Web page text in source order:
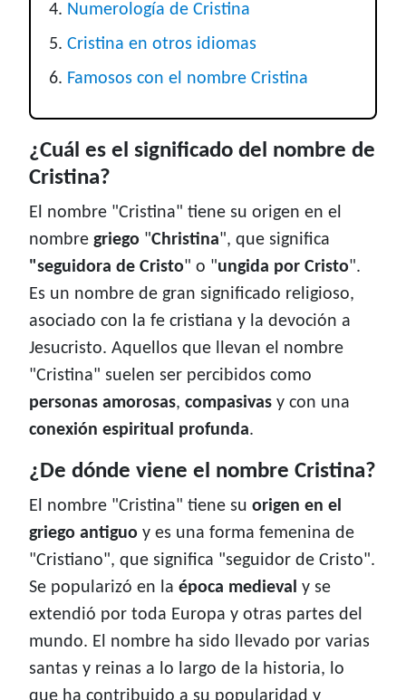
Numerología de Cristina
Cristina en otros idiomas
Famosos con el nombre Cristina
¿Cuál es el significado del nombre de
Cristina?
El nombre "Cristina" tiene su origen en el
nombre griego "Christina", que significa
"seguidora de Cristo" o "ungida por Cristo".
Es un nombre de gran significado religioso,
asociado con la fe cristiana y la devoción a
Jesucristo. Aquellos que llevan el nombre
"Cristina" suelen ser percibidos como
personas amorosas, compasivas y con una
conexión espiritual profunda.
¿De dónde viene el nombre Cristina?
El nombre "Cristina" tiene su origen en el
griego antiguo y es una forma femenina de
"Cristiano", que significa "seguidor de Cristo".
Se popularizó en la época medieval y se
extendió por toda Europa y otras partes del
mundo. El nombre ha sido llevado por varias
santas y reinas a lo largo de la historia, lo